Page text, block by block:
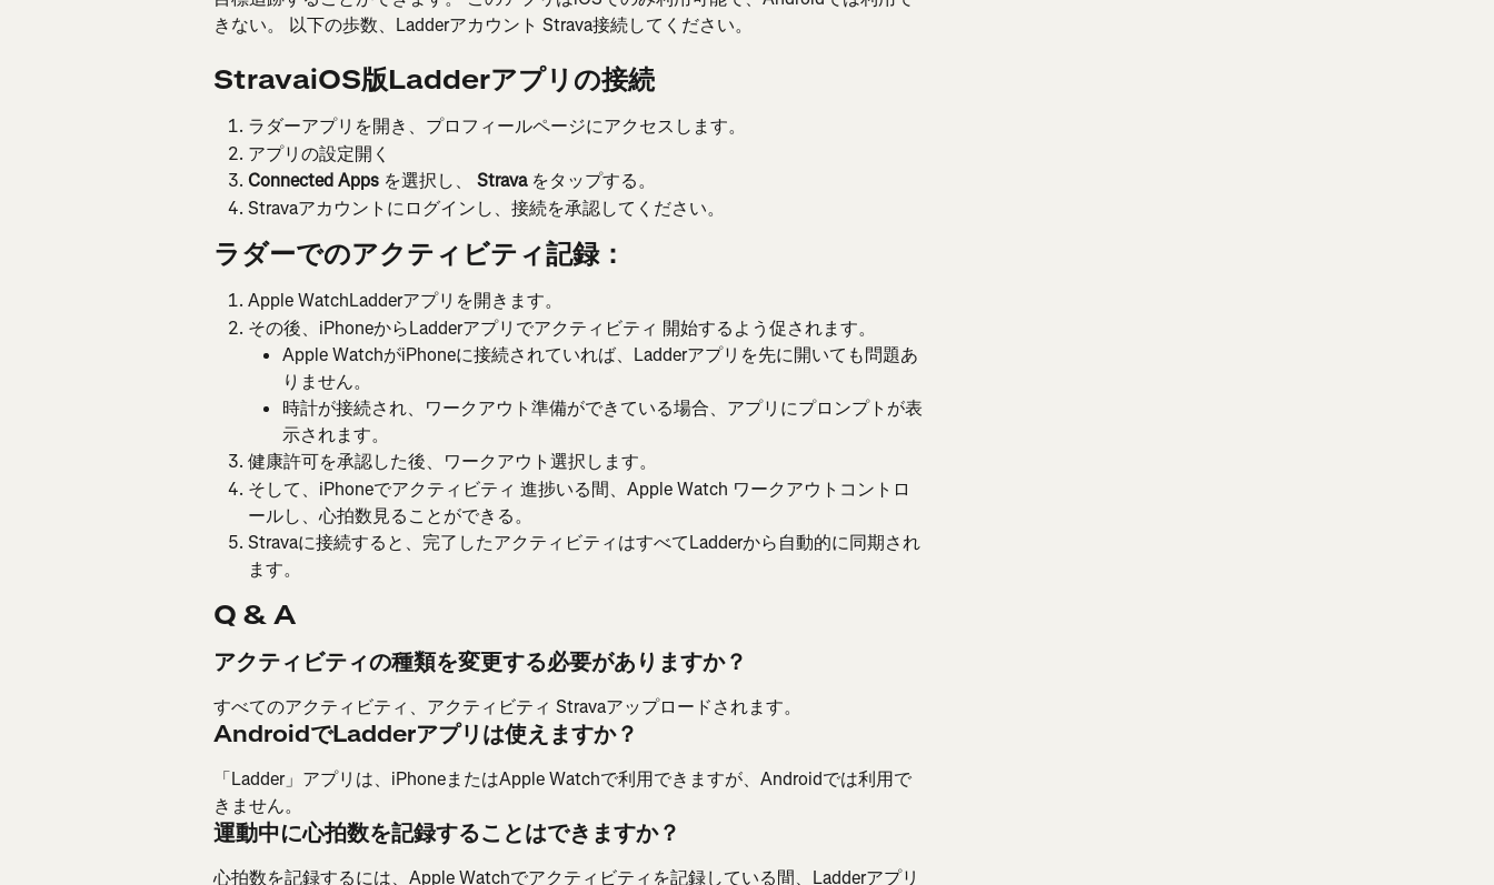
きない。 以下の歩数、Ladderアカウント Strava接続してください。
StravaiOS版Ladderアプリの接続
ラダーアプリを開き、プロフィールページにアクセスします。
アプリの設定開く
Connected Apps を選択し、 Strava をタップする。
Stravaアカウントにログインし、接続を承認してください。
ラダーでのアクティビティ記録：
Apple WatchLadderアプリを開きます。
その後、iPhoneからLadderアプリでアクティビティ 開始するよう促されます。
Apple WatchがiPhoneに接続されていれば、Ladderアプリを先に開いても問題あ
りません。
時計が接続され、ワークアウト準備ができている場合、アプリにプロンプトが表
示されます。
健康許可を承認した後、ワークアウト選択します。
そして、iPhoneでアクティビティ 進捗いる間、Apple Watch ワークアウトコントロ
ールし、心拍数見ることができる。
Stravaに接続すると、完了したアクティビティはすべてLadderから自動的に同期され
ます。
Q & A
アクティビティの種類を変更する必要がありますか？
すべてのアクティビティ、アクティビティ Stravaアップロードされます。
AndroidでLadderアプリは使えますか？
「Ladder」アプリは、iPhoneまたはApple Watchで利用できますが、Androidでは利用で
きません。
運動中に心拍数を記録することはできますか？
心拍数を記録するには、Apple Watchでアクティビティを記録している間、Ladderアプリ